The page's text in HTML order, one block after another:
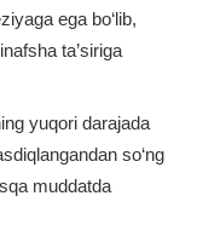
ega bo‘lib,
ta’siriga
yuqori darajada
so‘ng
muddatda